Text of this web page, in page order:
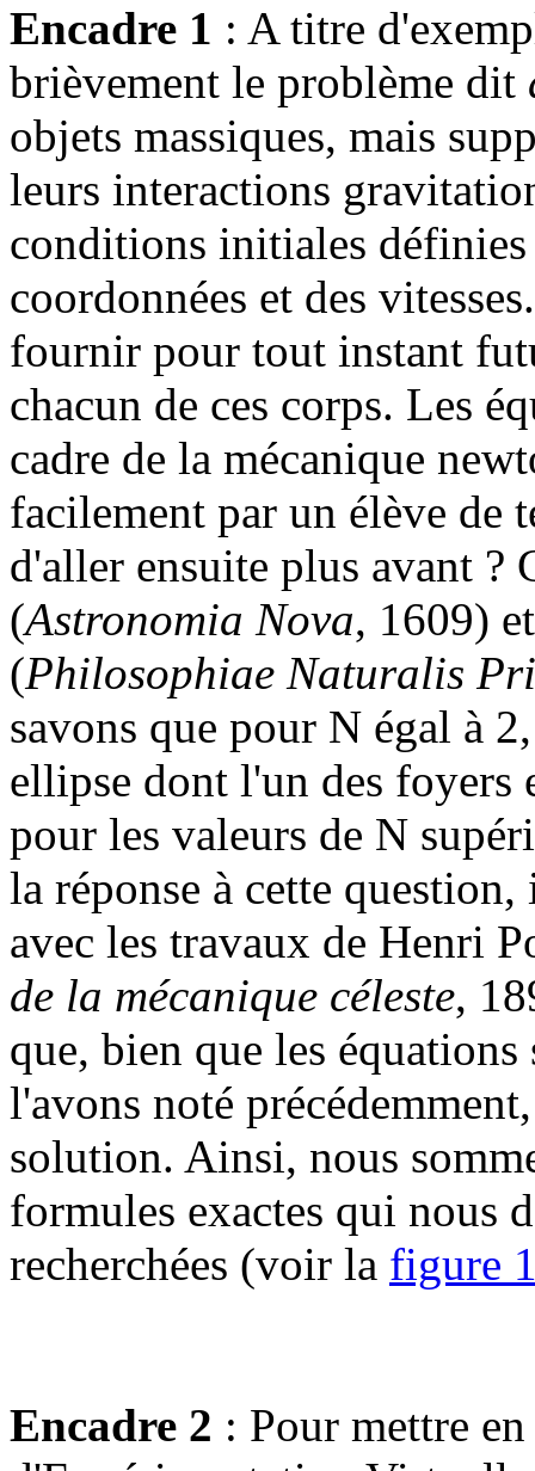
Encadre 1 : A titre
brièvement le problème dit
objets massiques, mais
leurs interactions
conditions initiales
coordonnées et des
fournir pour tout instant
chacun de ces corps. Les
cadre de la mécanique
facilement par un élève de
d'aller ensuite plus avant ?
(Astronomia Nova, 1609)
(Philosophiae Naturalis
savons que pour N égal à
ellipse dont l'un des foyers
pour les valeurs de N
la réponse à cette
avec les travaux de Henri
de la mécanique céleste,
que, bien que les
l'avons noté
solution. Ainsi, nous
formules exactes qui nous
recherchées (voir la figure
Encadre 2 : Pour mettre